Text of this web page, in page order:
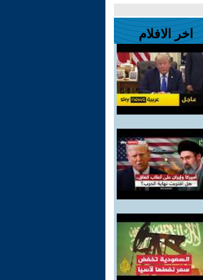
اخر الافلام